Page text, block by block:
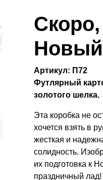
Новый
Артикул: П72
Футлярный
золотого шелка.
Эта коробка не
хочется взять в
жесткая и
солидность.
их подготовка к
праздничный лад!